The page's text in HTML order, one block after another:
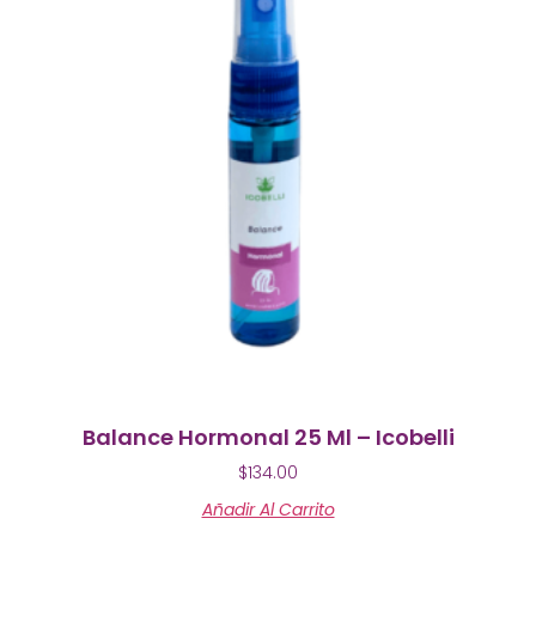
Balance Hormonal 25 Ml – Icobelli
$134.00
Añadir Al Carrito